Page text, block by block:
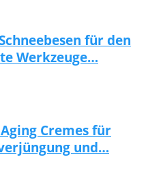
für den
Werkzeuge…
Cremes für
und…